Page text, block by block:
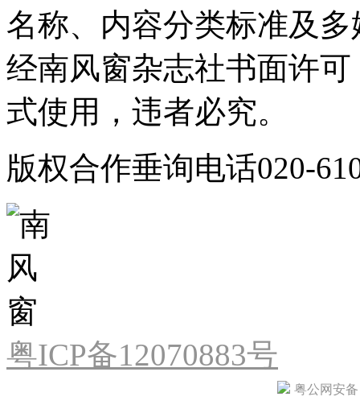
名称、内容分类标准及
经南风窗杂志社书面许
式使用，违者必究。
版权合作垂询电话020-
粤ICP备12070883号
粤公网安备